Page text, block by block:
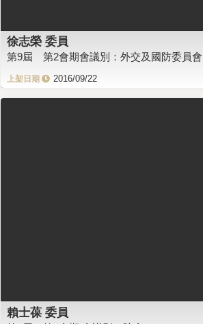
徐志榮 委員
第9屆 第2會期會議別：外交及國防委員會
2016/09/22
賴士葆 委員